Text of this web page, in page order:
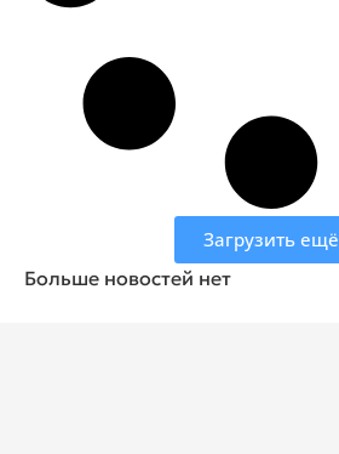
Загрузить ещё
Больше новостей нет